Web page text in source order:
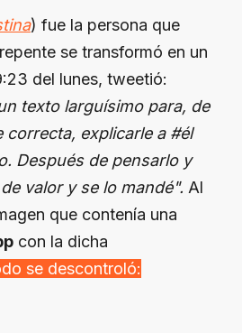
) fue la persona que
se transformó en un
del lunes, tweetió:
texto larguísimo para, de
correcta, explicarle a #él
Después de pensarlo y
valor y se lo mandé". Al
que contenía una
con la dicha
se descontroló: